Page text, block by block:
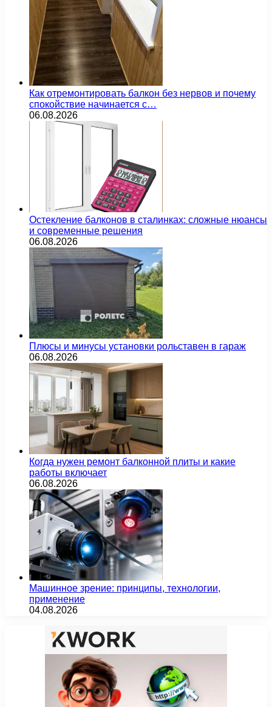
Как отремонтировать балкон без нервов и почему
спокойствие начинается с…
06.08.2026
Остекление балконов в сталинках: сложные нюансы
и современные решения
06.08.2026
Плюсы и минусы установки рольставен в гараж
06.08.2026
Когда нужен ремонт балконной плиты и какие
работы включает
06.08.2026
Машинное зрение: принципы, технологии,
применение
04.08.2026